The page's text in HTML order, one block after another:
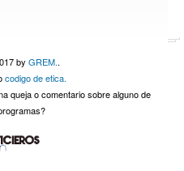
by GREM..
codigo de etica.
queja o comentario sobre alguno de